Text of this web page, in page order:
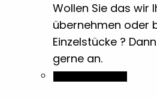
Bleistifte
Blöcke
Wollen Sie das wir
übernehmen oder
Einzelstücke ?
gerne an.